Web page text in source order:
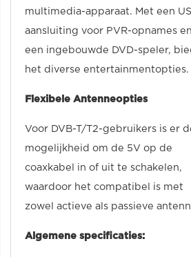
multimedia-apparaat. Met een
aansluiting voor PVR-opnames en
een ingebouwde DVD-speler,
het diverse entertainmentopties.
Flexibele Antenneopties
Voor DVB-T/T2-gebruikers is er
mogelijkheid om de 5V op de
coaxkabel in of uit te schakelen,
waardoor het compatibel is met
zowel actieve als passieve
Algemene specificaties: